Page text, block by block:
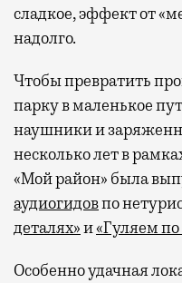
сладкое, эффект от
надолго.
Чтобы превратить
парку в маленькое
наушники и
несколько лет в
«Мой район» была
аудиогидовпо
деталях»и«Гуляем
Особенно удачная